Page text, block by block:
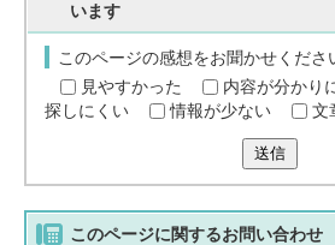
います
このページの感想をお聞かせくださ
見やすかった
内容が分かり
探しにくい
情報が少ない 文
送信
このページに関するお問い合わせ